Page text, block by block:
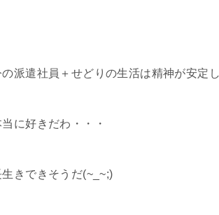
の派遣社員＋せどりの生活は精神が安定
当に好きだわ・・・
生きできそうだ(~_~;)